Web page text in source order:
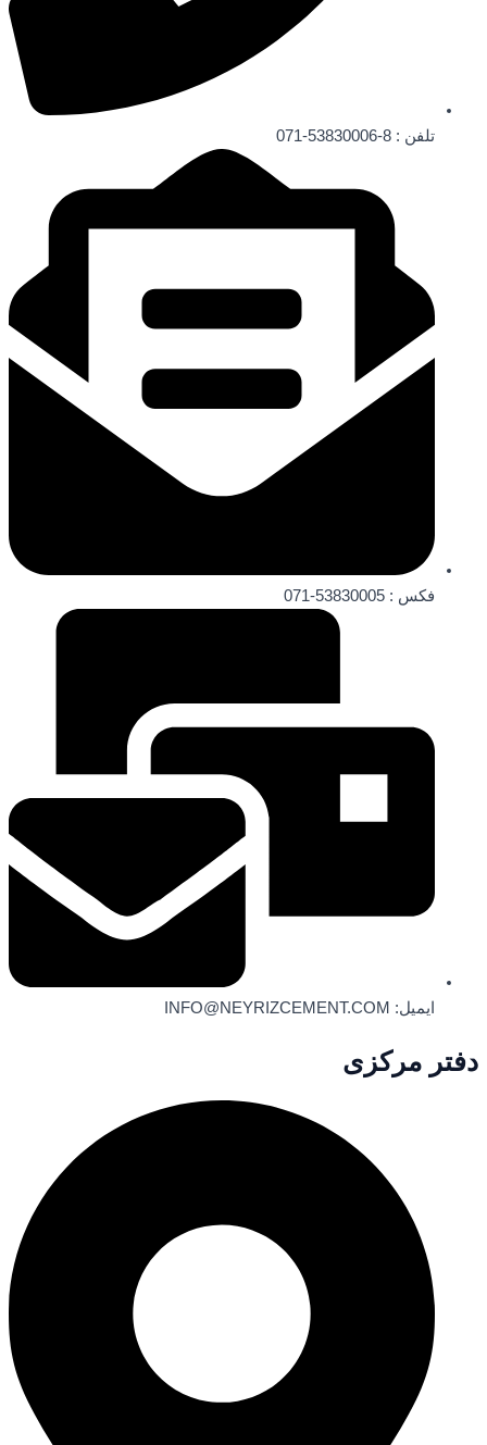
تلفن ‌: 8-53830006-071
فکس : 53830005-071
ایمیل: INFO@NEYRIZCEMENT.COM
دفتر مرکزی